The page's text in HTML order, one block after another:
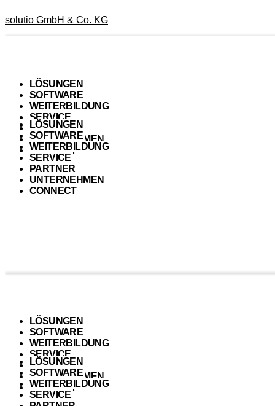
solutio GmbH & Co. KG
LÖSUNGEN
SOFTWARE
WEITERBILDUNG
SERVICE
PARTNER
UNTERNEHMEN
CONNECT
LÖSUNGEN
SOFTWARE
WEITERBILDUNG
SERVICE
PARTNER
UNTERNEHMEN
CONNECT
LÖSUNGEN
SOFTWARE
WEITERBILDUNG
SERVICE
PARTNER
UNTERNEHMEN
CONNECT
LÖSUNGEN
SOFTWARE
WEITERBILDUNG
SERVICE